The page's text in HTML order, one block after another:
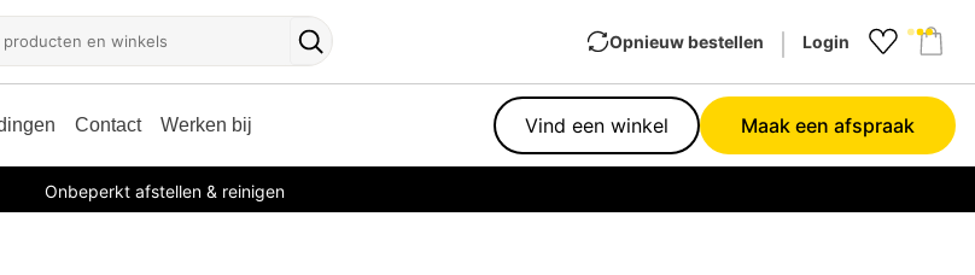
Zoekknop
Opnieuw bestellen Login
Contact Werken bij Vind een winkel Maak een afspraak
Onbeperkt afstellen & reinigen